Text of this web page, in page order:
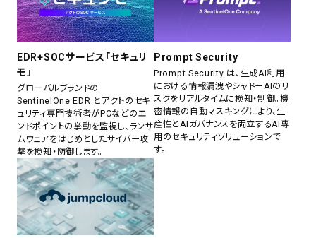
EDR+SOCサービス「セキュリ
モ」
グローバルブランドの
SentinelOne EDR とアクトのセキ
ュリティ専門技術者がPCなどのエ
ンドポイントの挙動を監視し、ランサ
ムウェアをはじめとしたサイバー攻
撃を検知・防御します。
Prompt Security
Prompt Security は、生成AI利用
における情報漏洩やシャドーAIのリ
スクをリアルタイムに検知・制御。機
密情報の自動マスキングにより、生
産性とAIガバナンスを両立するAI専
用のセキュリティソリューションで
す。